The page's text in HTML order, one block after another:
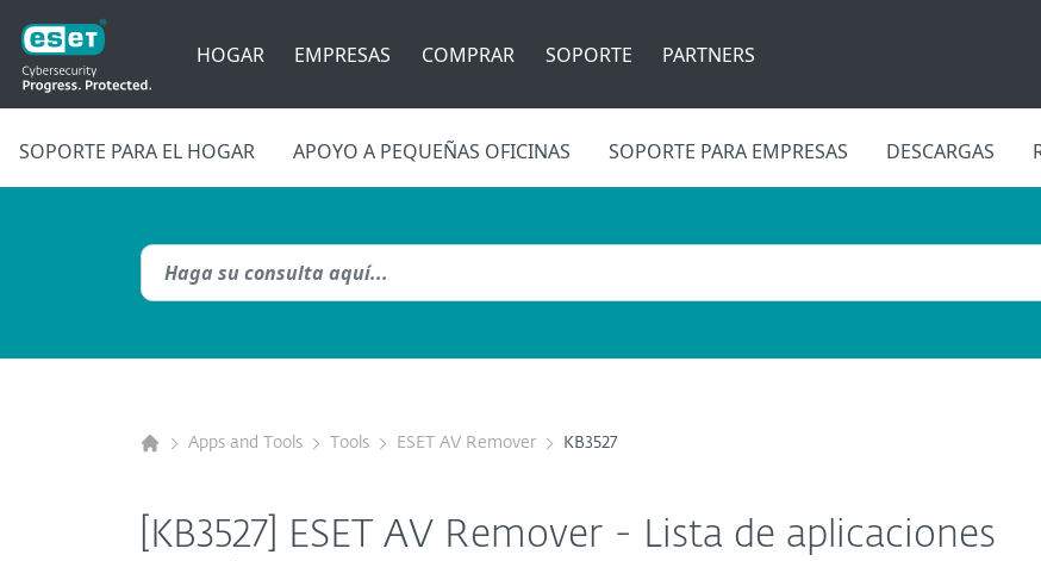
HOGAR EMPRESAS COMPRAR SOPORTE PARTNERS
SOPORTE PARA EL HOGAR APOYO A PEQUEÑAS OFICINAS SOPORTE PARA EMPRESAS DESCARGAS
Apps and Tools Tools ESET AV Remover KB3527
[KB3527] ESET AV Remover - Lista de aplicaciones